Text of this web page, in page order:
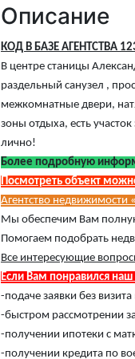
Описание
КОД В БАЗЕ АГЕНТСТВА
В центре станицы
раздельный санузел ,
межкомнатные двери,
зоны отдыха, есть
лично!
Более подробную
Посмотреть объект
Агентство недвижимости
Мы обеспечим Вам
Помогаем подобрать
Все интересующие
Если Вам понравился наш
-подаче заявки без визита
-быстром рассмотрении
-получении ипотеки с
-получении кредита по